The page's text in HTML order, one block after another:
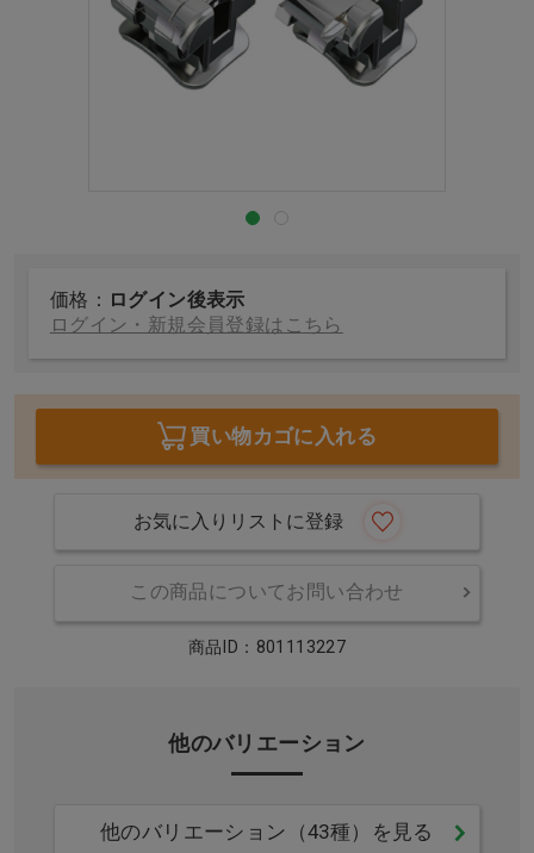
価格： ログイン後表示
ログイン・新規会員登録はこちら
買い物カゴに入れる
お気に入りリストに登録
この商品についてお問い合わせ
商品ID：801113227
他のバリエーション
他のバリエーション（43種）を見る